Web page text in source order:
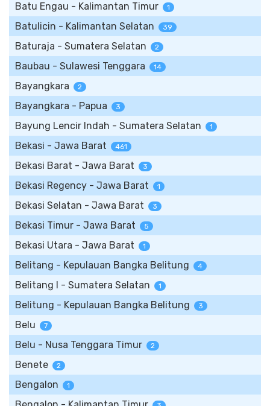
Batu Engau - Kalimantan Timur 1
Batulicin - Kalimantan Selatan 39
Baturaja - Sumatera Selatan 2
Baubau - Sulawesi Tenggara 14
Bayangkara 2
Bayangkara - Papua 3
Bayung Lencir Indah - Sumatera Selatan 1
Bekasi - Jawa Barat 461
Bekasi Barat - Jawa Barat 3
Bekasi Regency - Jawa Barat 1
Bekasi Selatan - Jawa Barat 3
Bekasi Timur - Jawa Barat 5
Bekasi Utara - Jawa Barat 1
Belitang - Kepulauan Bangka Belitung 4
Belitang I - Sumatera Selatan 1
Belitung - Kepulauan Bangka Belitung 3
Belu 7
Belu - Nusa Tenggara Timur 2
Benete 2
Bengalon 1